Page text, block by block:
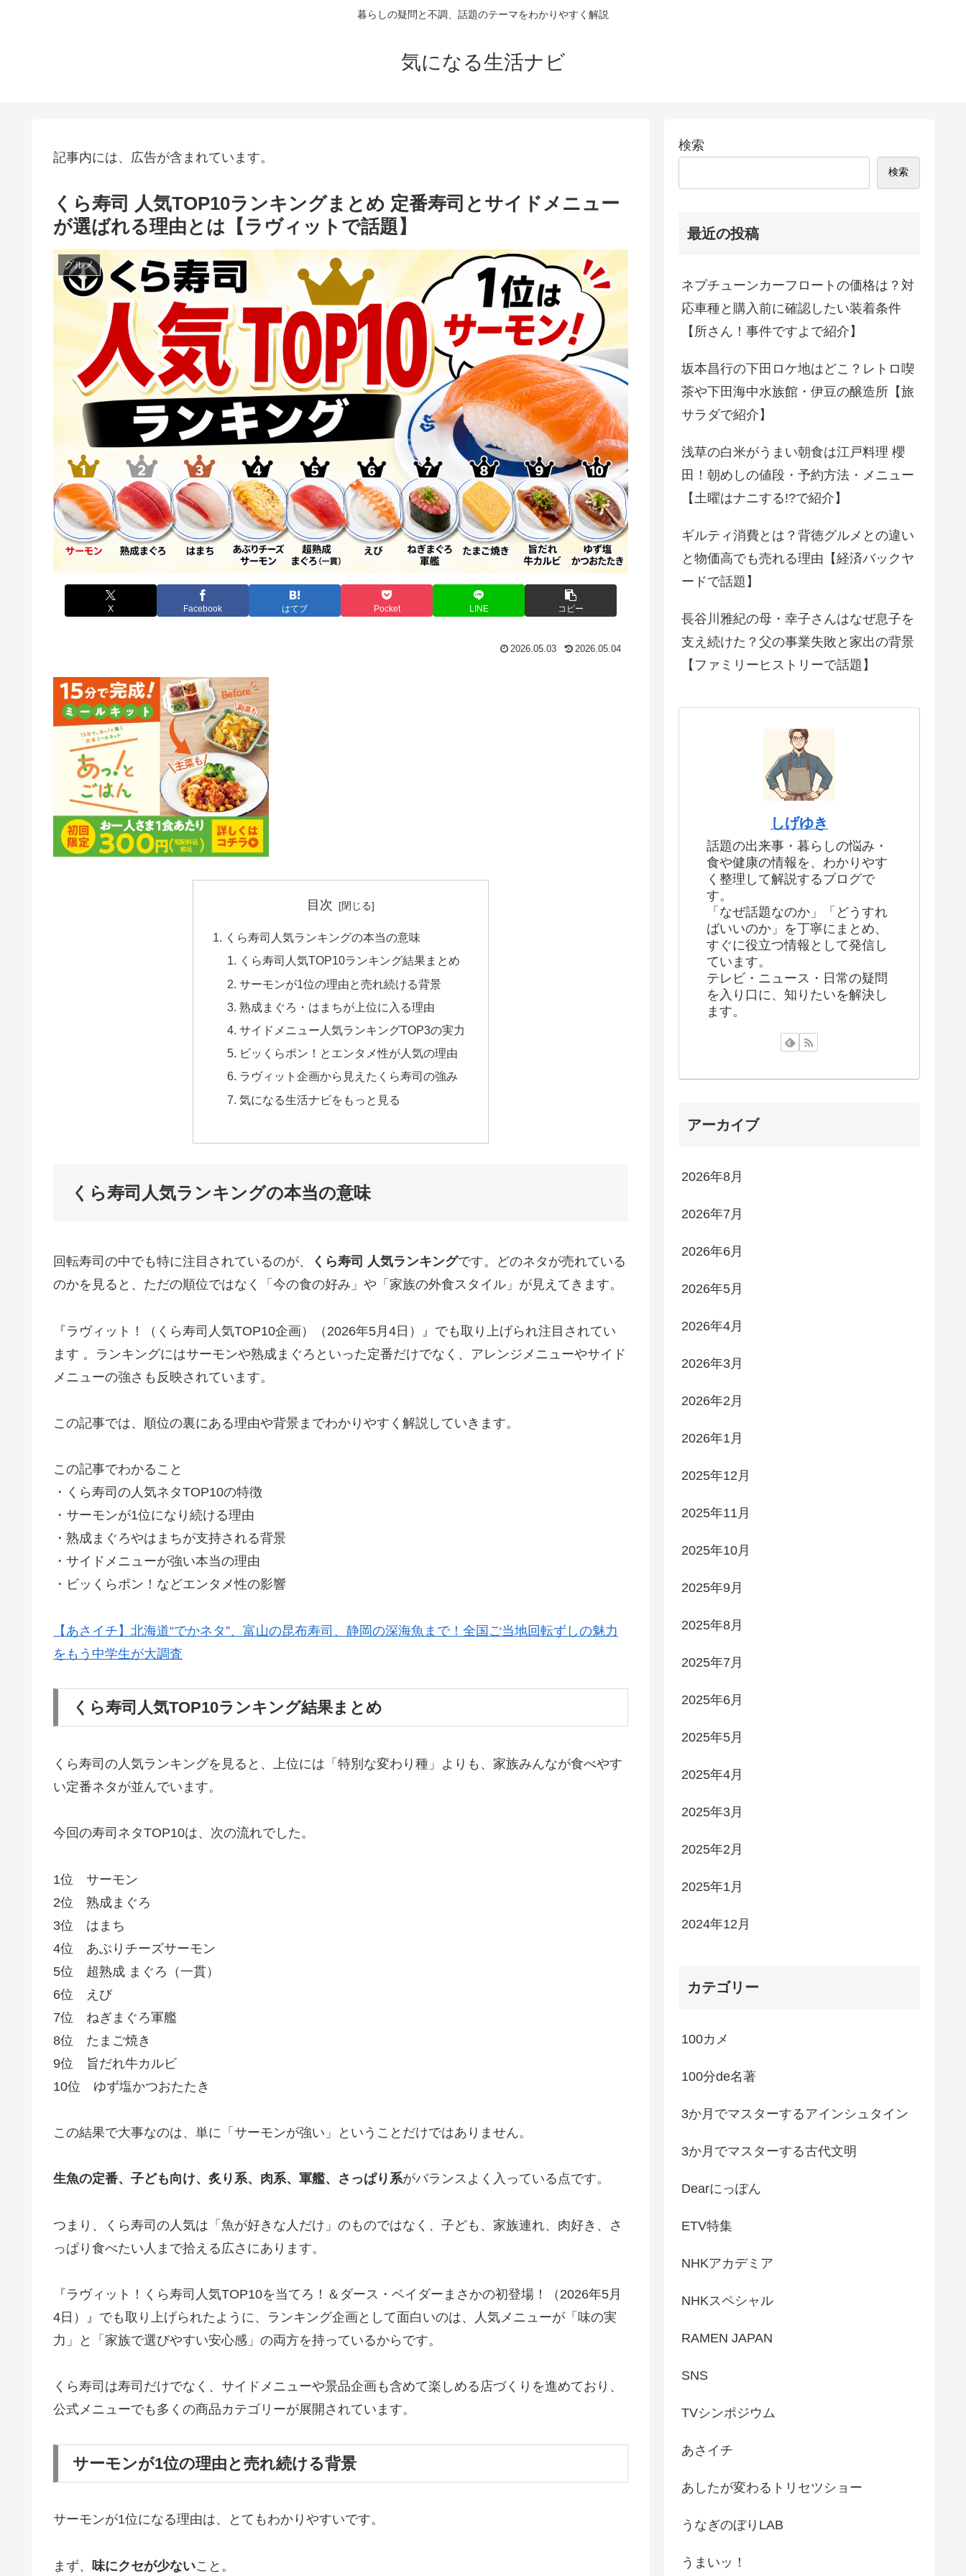
暮らしの疑問と不調、話題のテーマをわかりやすく解説
気になる生活ナビ
記事内には、広告が含まれています。
くら寿司 人気TOP10ランキングまとめ 定番寿司とサイドメニュー
が選ばれる理由とは【ラヴィットで話題】
グルメ
X Facebook はてブ Pocket LINE コピー
2026.05.03 2026.05.04
目次
くら寿司人気ランキングの本当の意味
くら寿司人気TOP10ランキング結果まとめ
サーモンが1位の理由と売れ続ける背景
熟成まぐろ・はまちが上位に入る理由
サイドメニュー人気ランキングTOP3の実力
ビッくらポン！とエンタメ性が人気の理由
ラヴィット企画から見えたくら寿司の強み
気になる生活ナビをもっと見る
くら寿司人気ランキングの本当の意味
回転寿司の中でも特に注目されているのが、 くら寿司 人気ランキングです。どのネタが売れている
のかを見ると、ただの順位ではなく「今の食の好み」や「家族の外食スタイル」が見えてきます。
『ラヴィット！（くら寿司人気TOP10企画）（2026年5月4日）』でも取り上げられ注目されてい
ます 。ランキングにはサーモンや熟成まぐろといった定番だけでなく、アレンジメニューやサイド
メニューの強さも反映されています。
この記事では、順位の裏にある理由や背景までわかりやすく解説していきます。
この記事でわかること
・くら寿司の人気ネタTOP10の特徴
・サーモンが1位になり続ける理由
・熟成まぐろやはまちが支持される背景
・サイドメニューが強い本当の理由
・ビッくらポン！などエンタメ性の影響
【あさイチ】北海道“でかネタ”、富山の昆布寿司、静岡の深海魚まで！全国ご当地回転ずしの魅力
をもう中学生が大調査
くら寿司人気TOP10ランキング結果まとめ
くら寿司の人気ランキングを見ると、上位には「特別な変わり種」よりも、家族みんなが食べやす
い定番ネタが並んでいます。
今回の寿司ネタTOP10は、次の流れでした。
1位 サーモン
2位 熟成まぐろ
3位 はまち
4位 あぶりチーズサーモン
5位 超熟成 まぐろ（一貫）
6位 えび
7位 ねぎまぐろ軍艦
8位 たまご焼き
9位 旨だれ牛カルビ
10位 ゆず塩かつおたたき
この結果で大事なのは、単に「サーモンが強い」ということだけではありません。
生魚の定番、子ども向け、炙り系、肉系、軍艦、さっぱり系がバランスよく入っている点です。
つまり、くら寿司の人気は「魚が好きな人だけ」のものではなく、子ども、家族連れ、肉好き、さ
っぱり食べたい人まで拾える広さにあります。
『ラヴィット！くら寿司人気TOP10を当てろ！＆ダース・ベイダーまさかの初登場！（2026年5月
4日）』でも取り上げられたように、ランキング企画として面白いのは、人気メニューが「味の実
力」と「家族で選びやすい安心感」の両方を持っているからです。
くら寿司は寿司だけでなく、サイドメニューや景品企画も含めて楽しめる店づくりを進めており、
公式メニューでも多くの商品カテゴリーが展開されています。
サーモンが1位の理由と売れ続ける背景
サーモンが1位になる理由は、とてもわかりやすいです。
まず、 味にクセが少ないこと。
検索
検索
最近の投稿
ネプチューンカーフロートの価格は？対
応車種と購入前に確認したい装着条件
【所さん！事件ですよで紹介】
坂本昌行の下田ロケ地はどこ？レトロ喫
茶や下田海中水族館・伊豆の醸造所【旅
サラダで紹介】
浅草の白米がうまい朝食は江戸料理 櫻
田！朝めしの値段・予約方法・メニュー
【土曜はナニする!?で紹介】
ギルティ消費とは？背徳グルメとの違い
と物価高でも売れる理由【経済バックヤ
ードで話題】
長谷川雅紀の母・幸子さんはなぜ息子を
支え続けた？父の事業失敗と家出の背景
【ファミリーヒストリーで話題】
しげゆき
話題の出来事・暮らしの悩み・
食や健康の情報を、わかりやす
く整理して解説するブログで
す。
「なぜ話題なのか」「どうすれ
ばいいのか」を丁寧にまとめ、
すぐに役立つ情報として発信し
ています。
テレビ・ニュース・日常の疑問
を入り口に、知りたいを解決し
ます。
アーカイブ
2026年8月
2026年7月
2026年6月
2026年5月
2026年4月
2026年3月
2026年2月
2026年1月
2025年12月
2025年11月
2025年10月
2025年9月
2025年8月
2025年7月
2025年6月
2025年5月
2025年4月
2025年3月
2025年2月
2025年1月
2024年12月
カテゴリー
100カメ
100分de名著
3か月でマスターするアインシュタイン
3か月でマスターする古代文明
Dearにっぽん
ETV特集
NHKアカデミア
NHKスペシャル
RAMEN JAPAN
SNS
TVシンポジウム
あさイチ
あしたが変わるトリセツショー
うなぎのぼりLAB
うまいッ！